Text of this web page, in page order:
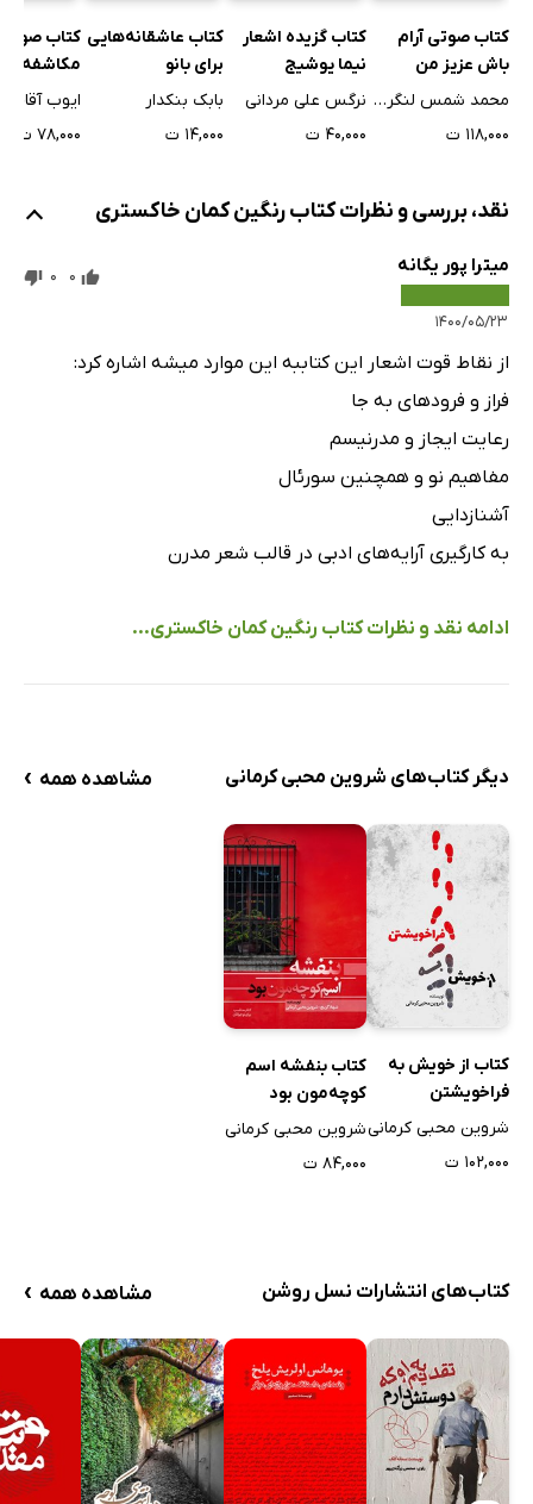
کتاب صوتی آرام
باش عزیز من
محمد شمس لنگرودی
۱۱۸,۰۰۰ ت
کتاب گزیده اشعار
نیما یوشیج
نرگس علی مردانی
۴۰,۰۰۰ ت
کتاب عاشقانه‌هایی
برای بانو
بابک بنکدار
۱۴,۰۰۰ ت
کتاب صوتی
مکاشفه
ایوب
۷۸,۰۰۰ ت
نقد، بررسی و نظرات کتاب رنگین کمان خاکستری
میترا پور یگانه
۱۴۰۰/۰۵/۲۳
0
0
از نقاط قوت اشعار این کتاببه این موارد میشه اشاره کرد:
فراز و فرودهای به جا
رعایت ایجاز و مدرنیسم
مفاهیم نو و همچنین سورئال
آشنازدایی
به کارگیری آرایه‌های ادبی در قالب شعر مدرن
ادامه نقد و نظرات کتاب رنگین کمان خاکستری...
دیگر کتاب‌های شروین محبی کرمانی مشاهده همه ›
کتاب از خویش به
فراخویشتن
شروین محبی کرمانی
۱۰۲,۰۰۰ ت
کتاب بنفشه اسم
کوچه‌مون بود
شروین محبی کرمانی
۸۴,۰۰۰ ت
کتاب‌های انتشارات نسل روشن مشاهده همه ›